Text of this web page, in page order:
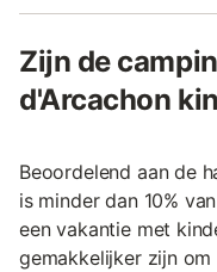
Zijn de
d'Arcachon
Beoordelend aan de
is minder dan 10%
een vakantie met
gemakkelijker zijn